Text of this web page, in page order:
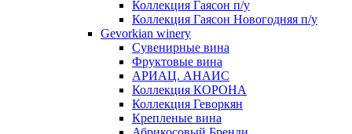
Коллекция Гаясон п/у
Коллекция Гаясон Новогодняя п/у
Gevorkian winery
Сувенирные вина
Фруктовые вина
АРИАЦ. АНАИС
Коллекция КОРОНА
Коллекция Геворкян
Крепленые вина